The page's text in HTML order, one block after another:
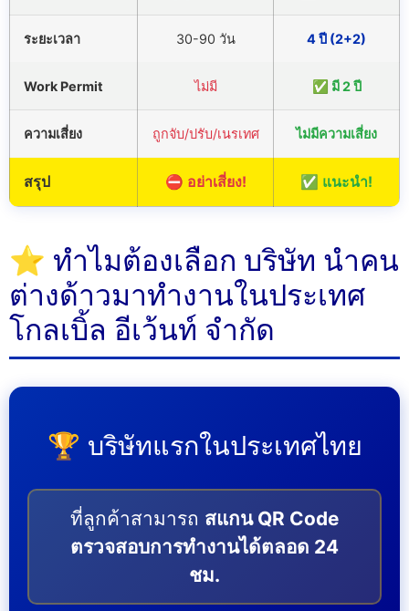
ระยะเวลา 30-90 วัน 4 ปี (2+2)
Work Permit ไม่มี ✅ มี 2 ปี
ความเสี่ยง ถูกจับ/ปรับ/เนรเทศ ไม่มีความเสี่ยง
สรุป ⛔ อย่าเสี่ยง! ✅ แนะนำ!
⭐ ทำไมต้องเลือก บริษัท นำคน
ต่างด้าวมาทำงานในประเทศ
โกลเบิ้ล อีเว้นท์ จำกัด
🏆 บริษัทแรกในประเทศไทย
ที่ลูกค้าสามารถ สแกน QR Code
ตรวจสอบการทำงานได้ตลอด 24
ชม.